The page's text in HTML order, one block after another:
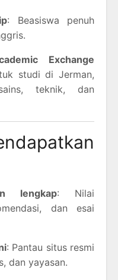
: Beasiswa penuh
Exchange
studi di Jerman,
teknik, dan
lengkap: Nilai
dan esai
: Pantau situs resmi
dan yayasan.